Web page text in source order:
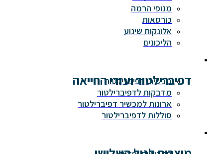
מנופי הרמה
כורסאות
אלונקות שינוע
הליכונים
דפיברילטור ועזרי החייאה
מכשירי דפיברילטור
מדבקות לדפיברילטור
ארונות למכשיר דפיברילטור
סוללות לדפיברילטור